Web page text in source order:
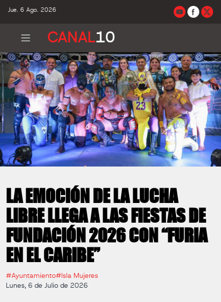
Jue. 6 Ago. 2026
CANAL10
LA EMOCIÓN DE LA LUCHA
LIBRE LLEGA A LAS FIESTAS DE
FUNDACIÓN 2026 CON “FURIA
EN EL CARIBE”
#Ayuntamiento#Isla Mujeres
Lunes, 6 de Julio de 2026